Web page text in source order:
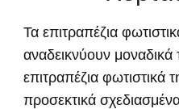
Τα επιτραπέζια
αναδεικνύουν
επιτραπέζια φωτιστικά
προσεκτικά